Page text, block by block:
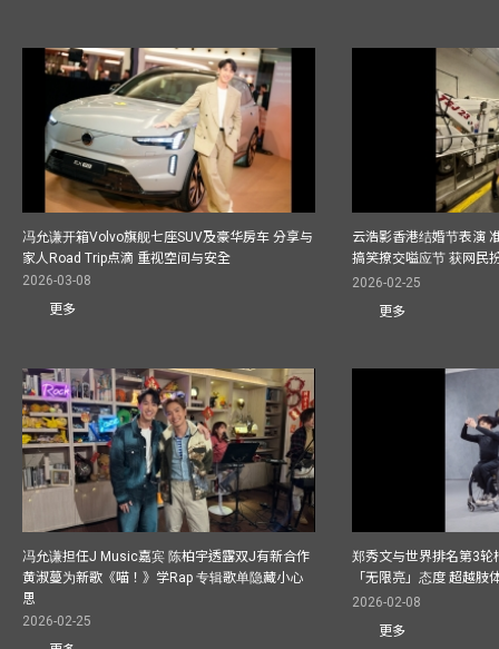
冯允谦开箱Volvo旗舰七座SUV及豪华房车 分享与
家人Road Trip点滴 重视空间与安全
2026-03-08
更多
云浩影香港结婚节表演
搞笑撩交嗌应节 获网民
2026-02-25
更多
冯允谦担任J Music嘉宾 陈柏宇透露双J有新合作
黄淑蔓为新歌《喵！》学Rap 专辑歌单隐藏小心
思
2026-02-25
郑秀文与世界排名第3轮
「无限亮」态度 超越肢
2026-02-08
更多